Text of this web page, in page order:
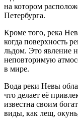
на котором
Петербурга.
Кроме того, река
когда поверхность
льдом. Это явление
неповторимую
в мире.
Вода реки Невы
что делает её
известна своим
виды, как лещ,